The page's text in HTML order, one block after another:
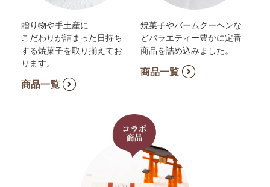
贈り物や手土産に
こだわりが詰まった日持ち
する焼菓子を取り揃えてお
ります。
商品一覧
焼菓子やバームクーヘンな
どバラエティー豊かに定番
商品を詰め込みました。
商品一覧